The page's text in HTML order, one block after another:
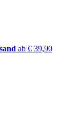
ab € 39,90